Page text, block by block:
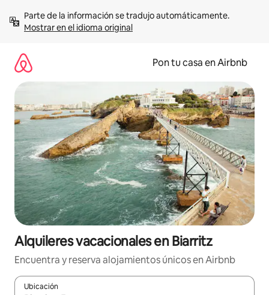
contenidoMostrar en el idioma original
Pon tu casa en Airbnb
Alquileres vacacionales en Biarritz
Encuentra y reserva alojamientos únicos en Airbnb
Ubicación